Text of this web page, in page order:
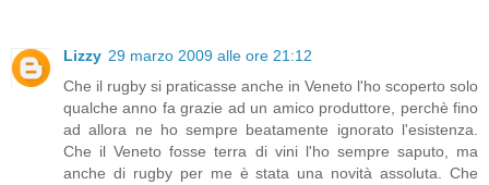
Lizzy 29 marzo 2009 alle ore 21:12
Che il rugby si praticasse anche in Veneto l'ho scoperto solo
qualche anno fa grazie ad un amico produttore, perchè fino
ad allora ne ho sempre beatamente ignorato l'esistenza.
Che il Veneto fosse terra di vini l'ho sempre saputo, ma
anche di rugby per me è stata una novità assoluta. Che